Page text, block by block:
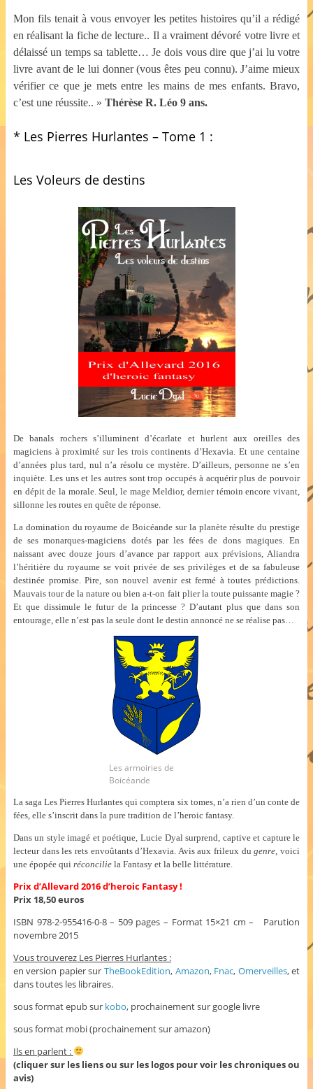
Mon fils tenait à vous envoyer les petites histoires qu’il a rédigé
en réalisant la fiche de lecture.. Il a vraiment dévoré votre livre et
délaissé un temps sa tablette… Je dois vous dire que j’ai lu votre
livre avant de le lui donner (vous êtes peu connu). J’aime mieux
vérifier ce que je mets entre les mains de mes enfants. Bravo,
c’est une réussite.. » Thérèse R. Léo 9 ans.
* Les Pierres Hurlantes – Tome 1 :
Les Voleurs de destins
De banals rochers s’illuminent d’écarlate et hurlent aux oreilles des
magiciens à proximité sur les trois continents d’Hexavia. Et une centaine
d’années plus tard, nul n’a résolu ce mystère. D’ailleurs, personne ne s’en
inquiète. Les uns et les autres sont trop occupés à acquérir plus de pouvoir
en dépit de la morale. Seul, le mage Meldior, dernier témoin encore vivant,
sillonne les routes en quête de réponse.
La domination du royaume de Boicéande sur la planète résulte du prestige
de ses monarques-magiciens dotés par les fées de dons magiques. En
naissant avec douze jours d’avance par rapport aux prévisions, Aliandra
l’héritière du royaume se voit privée de ses privilèges et de sa fabuleuse
destinée promise. Pire, son nouvel avenir est fermé à toutes prédictions.
Mauvais tour de la nature ou bien a-t-on fait plier la toute puissante magie ?
Et que dissimule le futur de la princesse ? D’autant plus que dans son
entourage, elle n’est pas la seule dont le destin annoncé ne se réalise pas…
Les armoiries de
Boicéande
La saga Les Pierres Hurlantes qui comptera six tomes, n’a rien d’un conte de
fées, elle s’inscrit dans la pure tradition de l’heroic fantasy.
Dans un style imagé et poétique, Lucie Dyal surprend, captive et capture le
lecteur dans les rets envoûtants d’Hexavia. Avis aux frileux dugenre , voici
une épopée qui réconciliela Fantasy et la belle littérature.
Prix d’Allevard 2016 d’heroic Fantasy !
Prix 18,50 euros
ISBN 978-2-955416-0-8 – 509 pages – Format 15×21 cm – Parution
novembre 2015
Vous trouverez Les Pierres Hurlantes :
en version papier sur TheBookEdition, Amazon, Fnac, Omerveilles, et
dans toutes les libraires.
sous format epub sur kobo, prochainement sur google livre
sous format mobi (prochainement sur amazon)
Ils en parlent :
(cliquer sur les liens ou sur les logos pour voir les chroniques ou
avis)